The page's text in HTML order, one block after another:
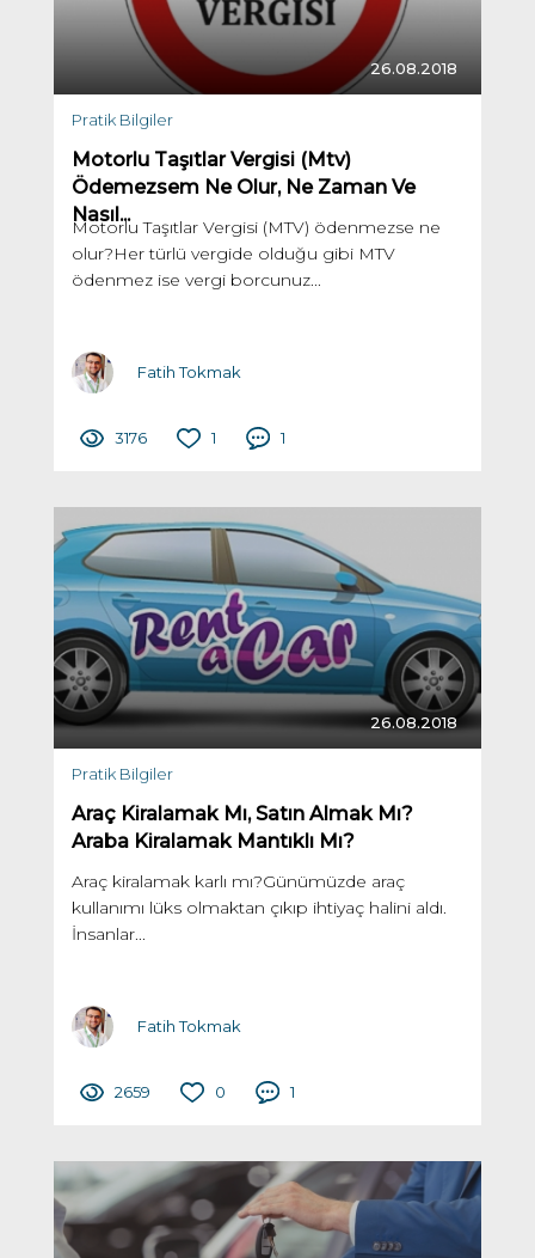
26.08.2018
Pratik Bilgiler
Motorlu Taşıtlar Vergisi (Mtv)
Ödemezsem Ne Olur, Ne Zaman Ve
Nasıl...
Motorlu Taşıtlar Vergisi (MTV) ödenmezse ne
olur?Her türlü vergide olduğu gibi MTV
ödenmez ise vergi borcunuz...
Fatih Tokmak
3176 1 1
26.08.2018
Pratik Bilgiler
Araç Kiralamak Mı, Satın Almak Mı?
Araba Kiralamak Mantıklı Mı?
Araç kiralamak karlı mı?Günümüzde araç
kullanımı lüks olmaktan çıkıp ihtiyaç halini aldı.
İnsanlar...
Fatih Tokmak
2659 0 1